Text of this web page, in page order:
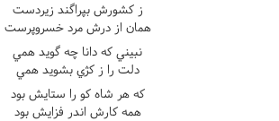
ز کشورش بپراگند زيردست
همان از درش مرد خسروپرست
نبيني که دانا چه گويد همي
دلت را ز کژي بشويد همي
که هر شاه کو را ستايش بود
همه کارش اندر فزايش بود